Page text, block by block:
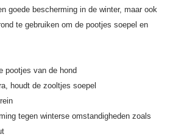
goede bescherming in de winter, maar ook
te gebruiken om de pootjes soepel en
pootjes van de hond
houdt de zooltjes soepel
tegen winterse omstandigheden zoals